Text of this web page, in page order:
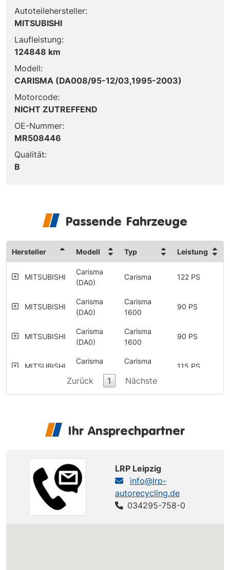
Autoteilehersteller:
MITSUBISHI
Laufleistung:
124848 km
Modell:
CARISMA (DA008/95-12/03,1995-2003)
Motorcode:
NICHT ZUTREFFEND
OE-Nummer:
MR508446
Qualität:
B
Passende Fahrzeuge
Hersteller Modell Typ Leistung
MITSUBISHI
Carisma
(DA0)
Carisma 122 PS
MITSUBISHI
Carisma
(DA0)
Carisma
1600
90 PS
MITSUBISHI
Carisma
(DA0)
Carisma
1600
90 PS
MITSUBISHI
Carisma
Carisma
115 PS
MITSUBISHI 115 PS
MITSUBISHI
(DA0)
1900 TD
(DA0)
MITSUBISHI
Carisma
(DA0)
Carisma GDI
Zurück 1 Nächste
Ihr Ansprechpartner
LRP Leipzig
info@lrp-
autorecycling.de
034295-758-0